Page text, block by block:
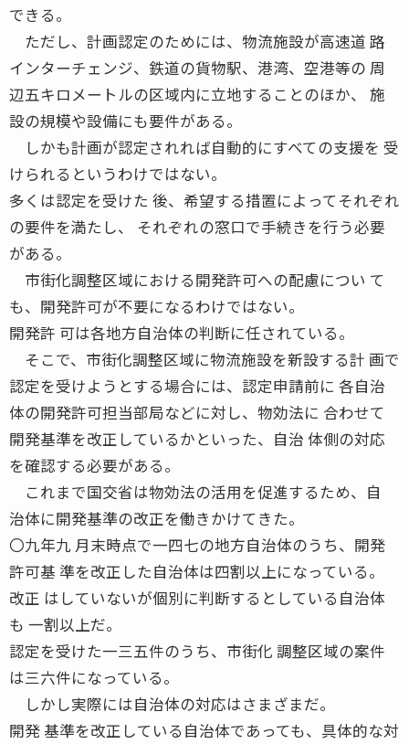
できる。
ただし、計画認定のためには、物流施設が高速道 路
インターチェンジ、鉄道の貨物駅、港湾、空港等の 周
辺五キロメートルの区域内に立地することのほか、 施
設の規模や設備にも要件がある。
しかも計画が認定されれば自動的にすべての支援を 受
けられるというわけではない。
多くは認定を受けた 後、希望する措置によってそれぞれ
の要件を満たし、 それぞれの窓口で手続きを行う必要
がある。
市街化調整区域における開発許可への配慮につい て
も、開発許可が不要になるわけではない。
開発許 可は各地方自治体の判断に任されている。
そこで、市街化調整区域に物流施設を新設する計 画で
認定を受けようとする場合には、認定申請前に 各自治
体の開発許可担当部局などに対し、物効法に 合わせて
開発基準を改正しているかといった、自治 体側の対応
を確認する必要がある。
これまで国交省は物効法の活用を促進するため、自
治体に開発基準の改正を働きかけてきた。
〇九年九 月末時点で一四七の地方自治体のうち、開発
許可基 準を改正した自治体は四割以上になっている。
改正 はしていないが個別に判断するとしている自治体
も 一割以上だ。
認定を受けた一三五件のうち、市街化 調整区域の案件
は三六件になっている。
しかし実際には自治体の対応はさまざまだ。
開発 基準を改正している自治体であっても、具体的な対